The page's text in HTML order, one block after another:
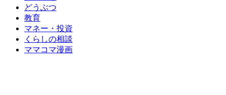
どうぶつ
教育
マネー・投資
くらしの相談
ママコマ漫画